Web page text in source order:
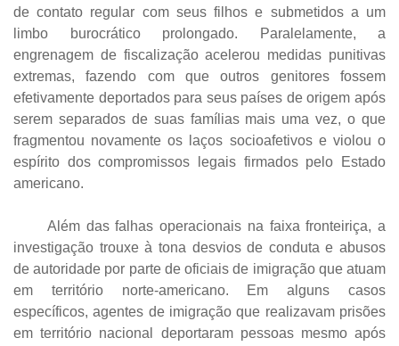
de contato regular com seus filhos e submetidos a um
limbo burocrático prolongado. Paralelamente, a
engrenagem de fiscalização acelerou medidas punitivas
extremas, fazendo com que outros genitores fossem
efetivamente deportados para seus países de origem após
serem separados de suas famílias mais uma vez, o que
fragmentou novamente os laços socioafetivos e violou o
espírito dos compromissos legais firmados pelo Estado
americano.
Além das falhas operacionais na faixa fronteiriça, a
investigação trouxe à tona desvios de conduta e abusos
de autoridade por parte de oficiais de imigração que atuam
em território norte-americano. Em alguns casos
específicos, agentes de imigração que realizavam prisões
em território nacional deportaram pessoas mesmo após